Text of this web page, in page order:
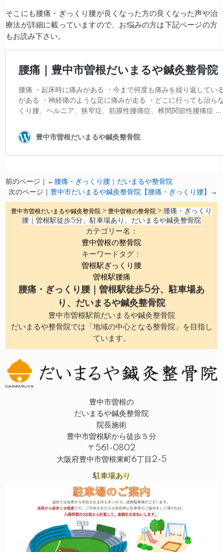
そこにも腰痛・ぎっくり腰が良くなった方の良くなった声や治
療法が詳細に載っていますので、お悩みの方は下記ページの方
もお読み下さい。
前のページ｜←腰痛・ぎっくり腰｜だいまるや整骨院
次のページ｜ 豊中市だいまるや鍼灸整骨院【腰痛・ぎっくり腰】 →
豊中市曽根だいまるや鍼灸整骨院 > 豊中曽根の整骨院 > 腰痛・ぎっくり
腰｜曽根駅徒歩5分、駐車場あり、だいまるや鍼灸整骨院
カテゴリー名：
豊中曽根の整骨院
キーワードタグ：
曽根駅ぎっくり腰
曽根駅腰痛
腰痛・ぎっくり腰｜曽根駅徒歩5分、駐車場あ
り、だいまるや鍼灸整骨院
豊中市曽根駅前だいまるや鍼灸整骨院
だいまるや整骨院では「地域の中心となる整骨院」を目指し
ています。
豊中市曽根の
だいまるや鍼灸整骨院
院長施術
豊中市曽根駅から徒歩５分
〒561-0802
大阪府豊中市曽根東町6丁目2-5
駐車場あり